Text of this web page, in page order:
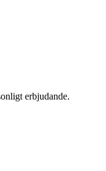
erbjudande.